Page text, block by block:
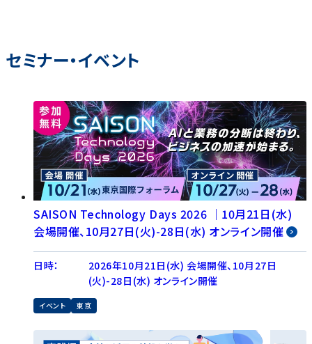
セミナー・イベント
SAISON Technology Days 2026 │10月21日(水)
会場開催、10月27日(火)-28日(水) オンライン開催
日時：
2026年10月21日(水) 会場開催、10月27日
(火)-28日(水) オンライン開催
イベント 東京